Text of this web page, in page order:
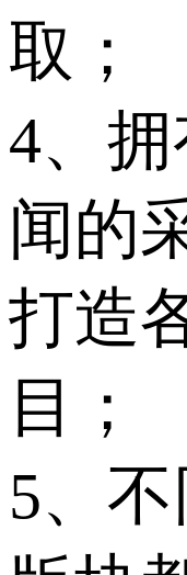
取；
4、
闻的
打造
目；
5、